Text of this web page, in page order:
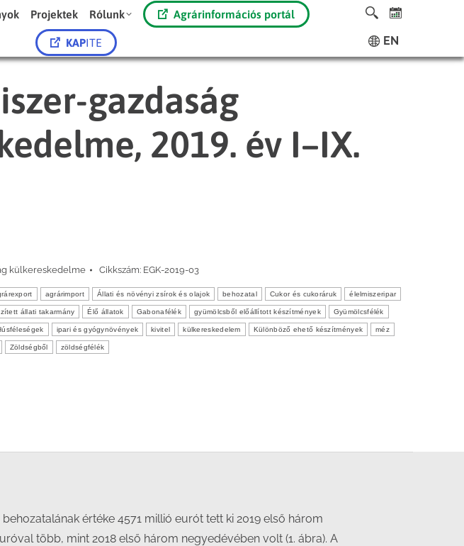
Projektek Rólunk Agrárinformációs portál
KAPITE EN
gazdaság
2019. év I–IX.
külkereskedelme Cikkszám: EGK-2019-03
agrárimport Állati és növényi zsírok és olajok behozatal Cukor és cukoráruk élelmiszeripar
állati takarmány Élő állatok Gabonafélék gyümölcsből előállított készítmények Gyümölcsfélék
ipari és gyógynövények kivitel külkereskedelem Különböző ehető készítmények méz
Zöldségből zöldségfélék
értéke 4571 millió eurót tett ki 2019 első három
több, mint 2018 első három negyedévében volt (1. ábra). A